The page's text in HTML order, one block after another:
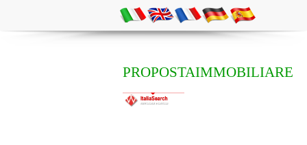
PROPOSTAIMMOBILIARE